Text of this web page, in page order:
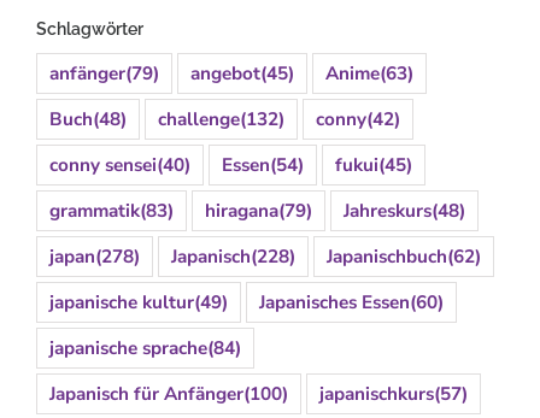
Schlagwörter
anfänger(79) angebot(45) Anime(63)
Buch(48) challenge(132) conny(42)
conny sensei(40) Essen(54) fukui(45)
grammatik(83) hiragana(79) Jahreskurs(48)
japan(278) Japanisch(228) Japanischbuch(62)
japanische kultur(49) Japanisches Essen(60)
japanische sprache(84)
Japanisch für Anfänger(100) japanischkurs(57)